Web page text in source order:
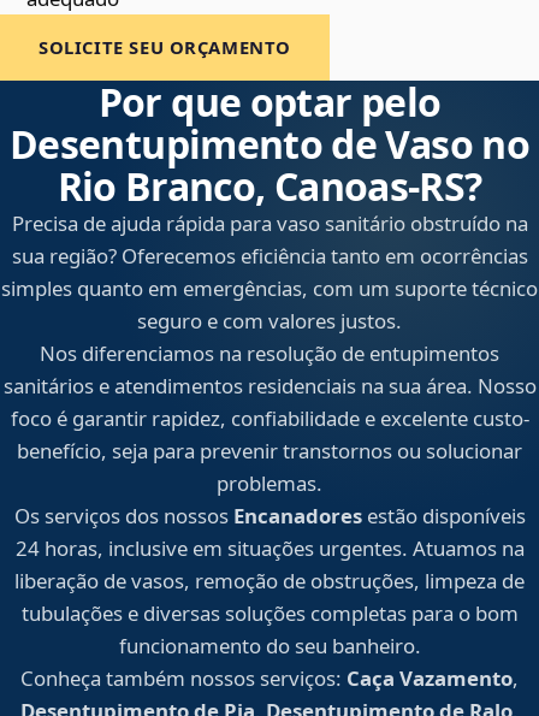
SOLICITE SEU ORÇAMENTO
Por que optar pelo
Desentupimento de Vaso no
Rio Branco, Canoas‑RS?
Precisa de ajuda rápida para vaso sanitário obstruído na
sua região? Oferecemos eficiência tanto em ocorrências
simples quanto em emergências, com um suporte técnico
seguro e com valores justos.
Nos diferenciamos na resolução de entupimentos
sanitários e atendimentos residenciais na sua área. Nosso
foco é garantir rapidez, confiabilidade e excelente custo-
benefício, seja para prevenir transtornos ou solucionar
problemas.
Os serviços dos nossos Encanadoresestão disponíveis
24 horas, inclusive em situações urgentes. Atuamos na
liberação de vasos, remoção de obstruções, limpeza de
tubulações e diversas soluções completas para o bom
funcionamento do seu banheiro.
Conheça também nossos serviços: Caça Vazamento,